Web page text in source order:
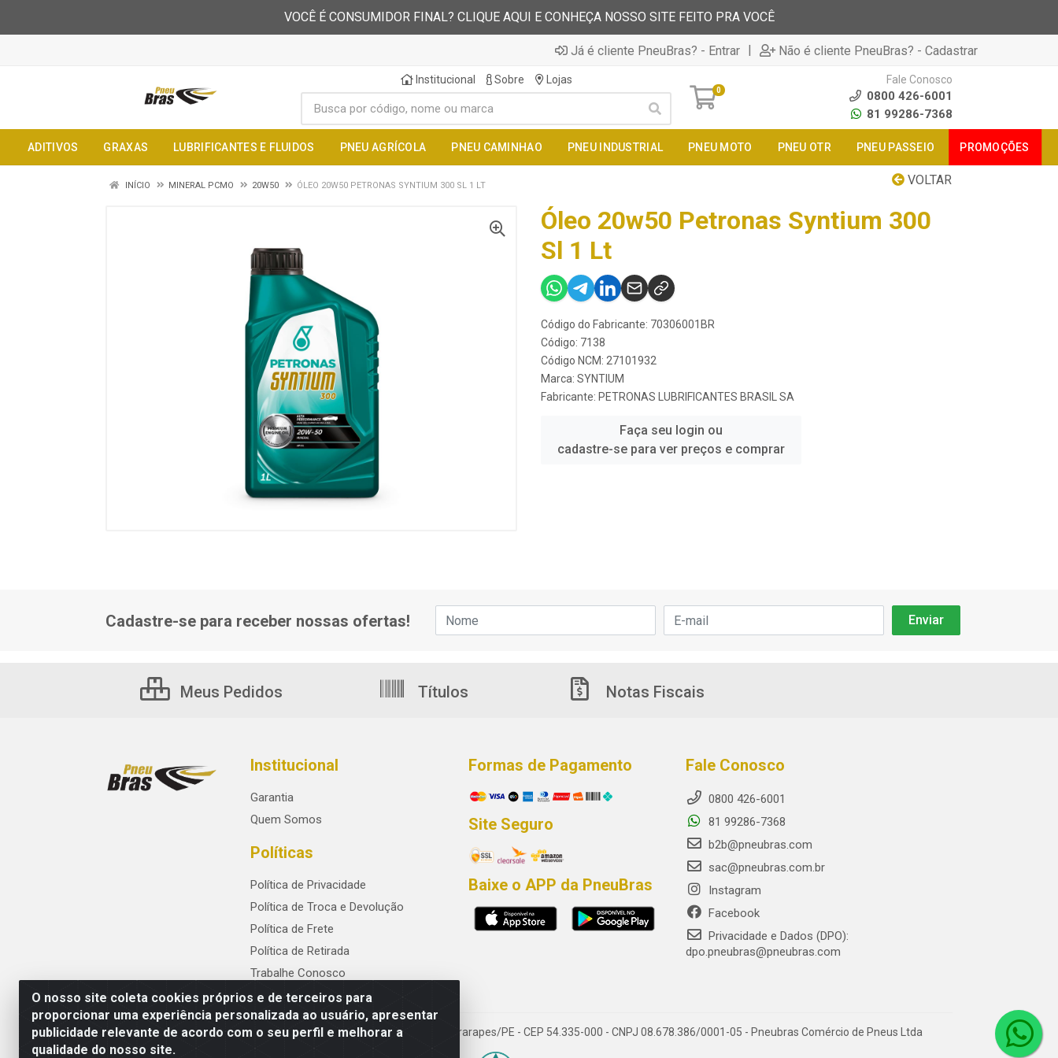
VOCÊ É CONSUMIDOR FINAL? CLIQUE AQUI E CONHEÇA NOSSO SITE FEITO PRA VOCÊ
Já é cliente PneuBras? - Entrar | Não é cliente PneuBras? - Cadastrar
Institucional Sobre Lojas
0
Fale Conosco
0800 426-6001
81 99286-7368
ADITIVOS GRAXAS LUBRIFICANTES E FLUIDOS PNEU AGRÍCOLA PNEU CAMINHAO PNEU INDUSTRIAL PNEU MOTO PNEU OTR PNEU PASSEIO PROMOÇÕES
VOLTAR
INÍCIO MINERAL PCMO 20W50 ÓLEO 20W50 PETRONAS SYNTIUM 300 SL 1 LT
Óleo 20w50 Petronas Syntium 300
Sl 1 Lt
Código do Fabricante: 70306001BR
Código: 7138
Código NCM: 27101932
Marca: SYNTIUM
Fabricante: PETRONAS LUBRIFICANTES BRASIL SA
Faça seu login ou
cadastre-se para ver preços e comprar
O nosso site coleta cookies próprios e de terceiros para
proporcionar uma experiência personalizada ao usuário, apresentar
publicidade relevante de acordo com o seu perfil e melhorar a
qualidade do nosso site.
Cadastre-se para receber nossas ofertas!
Meus Pedidos Títulos Notas Fiscais
Institucional
Garantia
Quem Somos
Políticas
Política de Privacidade
Política de Troca e Devolução
Política de Frete
Política de Retirada
Trabalhe Conosco
Formas de Pagamento
Site Seguro
Baixe o APP da PneuBras
Fale Conosco
0800 426-6001
81 99286-7368
b2b@pneubras.com
sac@pneubras.com.br
Instagram
Facebook
Privacidade e Dados (DPO):
dpo.pneubras@pneubras.com
PneuBras - Rodovia BR-101, KM 82 - Prazeres, Jaboatão dos Guararapes/PE - CEP 54.335-000 - CNPJ 08.678.386/0001-05 - Pneubras Comércio de Pneus Ltda